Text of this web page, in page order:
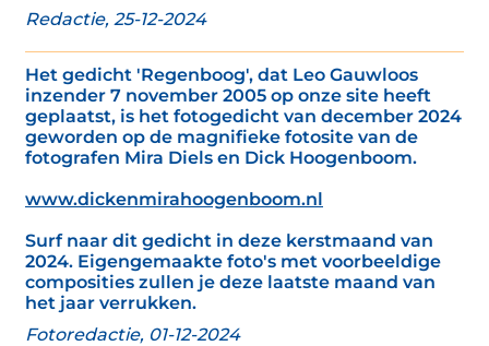
Redactie, 25-12-2024
Het gedicht 'Regenboog', dat Leo Gauwloos
inzender 7 november 2005 op onze site heeft
geplaatst, is het fotogedicht van december 2024
geworden op de magnifieke fotosite van de
fotografen Mira Diels en Dick Hoogenboom.
www.dickenmirahoogenboom.nl
Surf naar dit gedicht in deze kerstmaand van
2024. Eigengemaakte foto's met voorbeeldige
composities zullen je deze laatste maand van
het jaar verrukken.
Fotoredactie, 01-12-2024